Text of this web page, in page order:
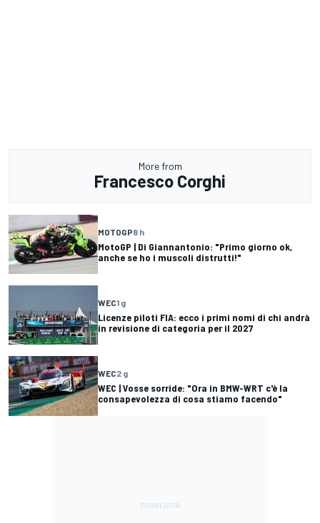
More from
Francesco Corghi
MOTOGP8 h
MotoGP | Di Giannantonio: "Primo giorno ok,
anche se ho i muscoli distrutti!"
WEC1 g
Licenze piloti FIA: ecco i primi nomi di chi andrà
in revisione di categoria per il 2027
WEC2 g
WEC | Vosse sorride: "Ora in BMW-WRT c'è la
consapevolezza di cosa stiamo facendo"